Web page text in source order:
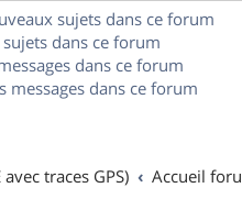
sujets dans ce forum
dans ce forum
dans ce forum
messages dans ce forum
avec traces GPS) Accueil